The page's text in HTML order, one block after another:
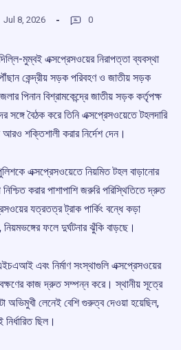
Jul 8, 2026 0
মুম্বই এক্সপ্রেসওয়ের নিরাপত্তা ব্যবস্থা
কেন্দ্রীয় সড়ক পরিবহণ ও জাতীয় সড়ক
পিনান বিশ্রামকেন্দ্রে জাতীয় সড়ক কর্তৃপক্ষ
বৈঠক করে তিনি এক্সপ্রেসওয়েতে টহলদারি
শক্তিশালী করার নির্দেশ দেন।
এক্সপ্রেসওয়েতে নিয়মিত টহল বাড়ানোর
করার পাশাপাশি জরুরি পরিস্থিতিতে দ্রুত
যত্রতত্র ট্রাক পার্কিং বন্ধে কড়া
নিয়মভঙ্গের ফলে দুর্ঘটনার ঝুঁকি বাড়ছে।
এবং নির্মাণ সংস্থাগুলি এক্সপ্রেসওয়ের
কাজ দ্রুত সম্পন্ন করে। স্থানীয় সূত্রে
অভিমুখী লেনেই বেশি গুরুত্ব দেওয়া হয়েছিল,
ছিল।